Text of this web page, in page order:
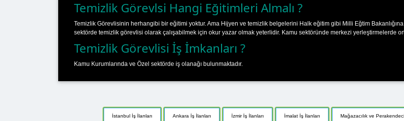
Temizlik Görevlsi Hangi Eğitimleri Almalı ?
Temizlik Görevlisinin herhangibi bir eğitimi yoktur. Ama Hijyen ve temizlik belgelerini Halk eğitim gibi Milli Eğtim
sektörde temizlik görevlisi olarak çalışabilmek için okur yazar olmak yeterlidir. Kamu sektöründe merkezi yerleştirmelerde
Temizlik Görevlisi İş İmkanları ?
Kamu Kurumlarında ve Özel sektörde iş olanağı bulunmaktadır.
İstanbul İş İlanları Ankara İş İlanları İzmir İş İlanları İmalat İş İlanları Mağazacılık ve